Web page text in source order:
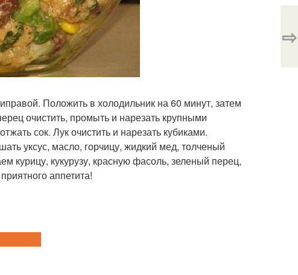
Положить в холодильник на 60 минут, затем
очистить, промыть и нарезать крупными
сок. Лук очистить и нарезать кубиками.
уксус, масло, горчицу, жидкий мед, толченый
курицу, кукурузу, красную фасоль, зеленый перец,
аппетита!
⇨